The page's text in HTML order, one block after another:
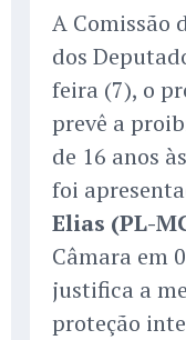
A Comissão
dos
feira (7), o
prevê a
de 16 anos
foi
Elias (PL-
Câmara em
justifica a
proteção